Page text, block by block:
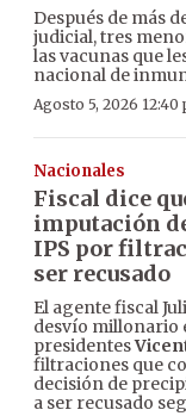
Después de más
judicial, tres
las vacunas que
nacional de
Agosto 5, 2026 12:40
Nacionales
Fiscal dice
imputación
IPS por
ser recusado
El agente fiscal
desvío millonario
presidentes
filtraciones que
decisión de
a ser recusado